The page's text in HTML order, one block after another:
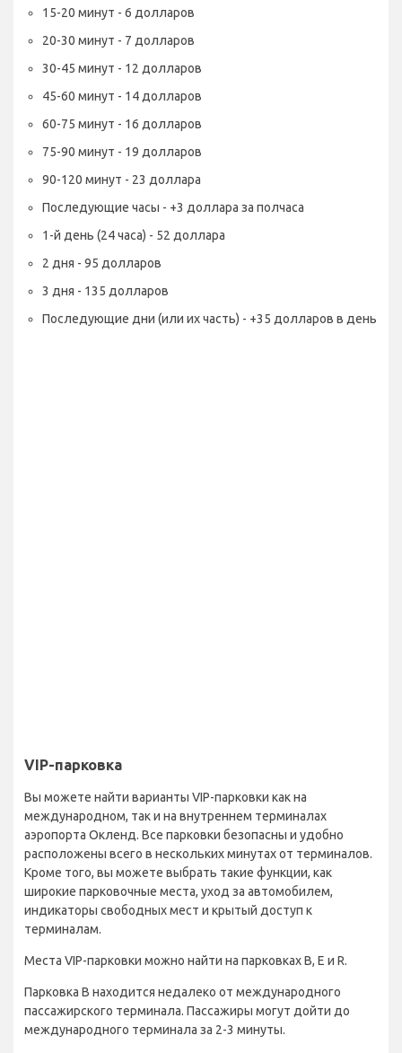
15-20 минут - 6 долларов
20-30 минут - 7 долларов
30-45 минут - 12 долларов
45-60 минут - 14 долларов
60-75 минут - 16 долларов
75-90 минут - 19 долларов
90-120 минут - 23 доллара
Последующие часы - +3 доллара за полчаса
1-й день (24 часа) - 52 доллара
2 дня - 95 долларов
3 дня - 135 долларов
Последующие дни (или их часть) - +35 долларов в день
VIP-парковка
Вы можете найти варианты VIP-парковки как на
международном, так и на внутреннем терминалах
аэропорта Окленд. Все парковки безопасны и удобно
расположены всего в нескольких минутах от терминалов.
Кроме того, вы можете выбрать такие функции, как
широкие парковочные места, уход за автомобилем,
индикаторы свободных мест и крытый доступ к
терминалам.
Места VIP-парковки можно найти на парковках B, E и R.
Парковка B находится недалеко от международного
пассажирского терминала. Пассажиры могут дойти до
международного терминала за 2-3 минуты.